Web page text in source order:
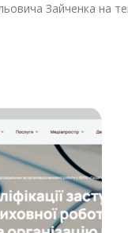
Зайченка на